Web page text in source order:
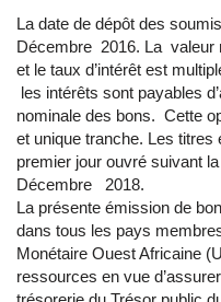
La date de dépôt des
Décembre 2016. La valeur
et le taux d’intérêt est
les intérêts sont payables
nominale des bons. Cette
et unique tranche. Les
premier jour ouvré suivant
Décembre 2018.
La présente émission de
dans tous les pays
Monétaire Ouest Africaine
ressources en vue